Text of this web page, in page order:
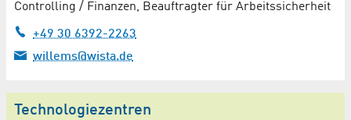
Controlling / Finanzen, Beauftragter für Arbeitssicherheit
+49 30 6392-2263
willems@wista.de
Technologiezentren